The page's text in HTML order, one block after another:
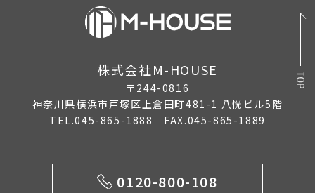
株式会社M-HOUSE
〒244-0816
神奈川県横浜市戸塚区上倉田町481-1 八恍ビル5階
TEL.045-865-1888 FAX.045-865-1889
0120-800-108